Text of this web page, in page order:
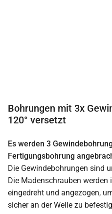
Bohrungen mit 3x
120° versetzt
Es werden 3
Fertigungsbohrung
Die Gewindebohrungen sind
Die Madenschrauben werden
eingedreht und angezogen,
sicher an der Welle zu